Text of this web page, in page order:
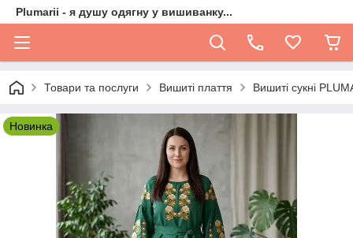
Plumarii - я душу одягну у вишиванку...
Товари та послуги Вишиті плаття Вишиті сукні
Новинка